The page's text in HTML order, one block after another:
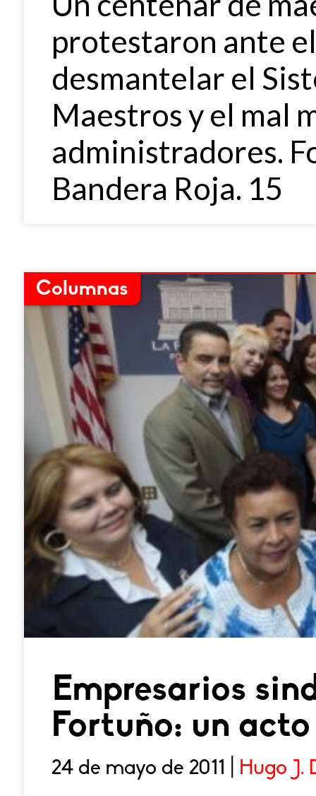
protestaron ante
desmantelar el
Maestros y el mal
administradores.
Bandera Roja. 15
Columnas
Empresarios
Fortuño: un
24 de mayo de 2011 | Hugo J.